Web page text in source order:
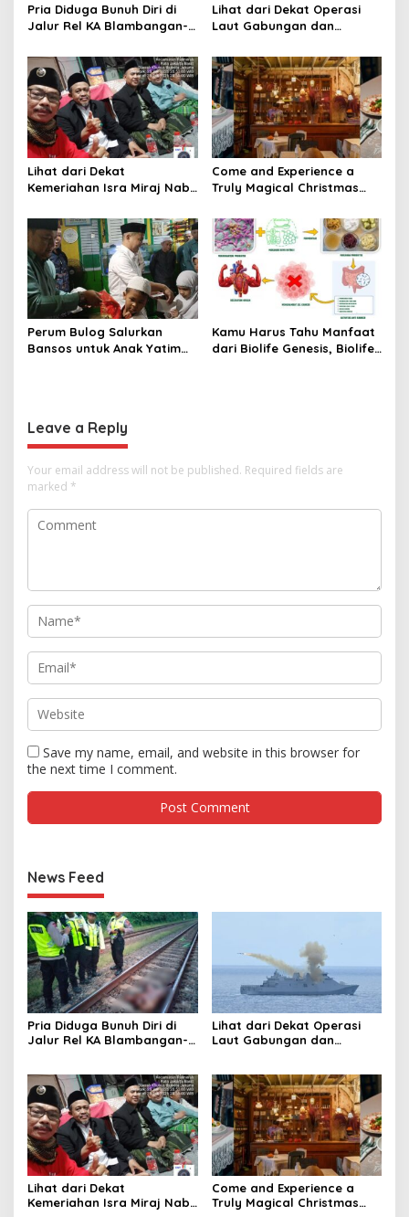
Pria Diduga Bunuh Diri di
Jalur Rel KA Blambangan-
Hingga Kaki Korban Hancur
Lihat dari Dekat Operasi
Laut Gabungan dan
Khusus TNI
Lihat dari Dekat
Kemeriahan Isra Miraj Nabi
Santunan Anak Yatim di
Rt001/Rw012 Palmerah
Jakbar
Come and Experience a
Truly Magical Christmas
Bali – Visit
christmasdinnerbali.com
Perum Bulog Salurkan
Bansos untuk Anak Yatim
Kamu Harus Tahu Manfaat
dari Biolife Genesis, Biolife
Leave a Reply
Your email address will not be published. Required fields are
marked *
Save my name, email, and website in this browser for
the next time I comment.
News Feed
Pria Diduga Bunuh Diri di
Jalur Rel KA Blambangan-
Lihat dari Dekat Operasi
Laut Gabungan dan
Lihat dari Dekat
Kemeriahan Isra Miraj Nabi
Come and Experience a
Truly Magical Christmas